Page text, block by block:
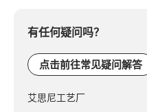
电
有任何疑问吗？
点击前往常见疑问解答
艾思尼工艺厂